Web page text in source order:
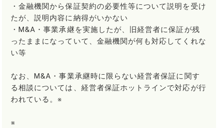
・金融機関から保証契約の必要性等について説明を受け
たが、説明内容に納得がいかない
・M&A・事業承継を実施したが、旧経営者に保証が残
ったままになっていて、金融機関が何も対応してくれな
い等
なお、M&A・事業承継時に限らない経営者保証に関す
る相談については、経営者保証ホットラインで対応が行
われている。※
※